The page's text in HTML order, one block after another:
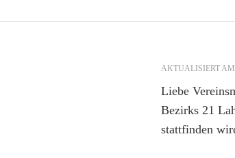
AKTUALISIERT AM
Liebe
Bezirks 21
stattfinden